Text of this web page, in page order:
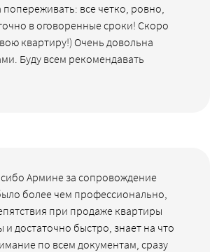
все четко, ровно,
в оговоренные сроки! Скоро
квартиру!) Очень довольна
Буду всем рекомендавать
Армине за сопровождение
более чем профессионально,
при продаже квартиры
достаточно быстро, знает на что
по всем документам, сразу